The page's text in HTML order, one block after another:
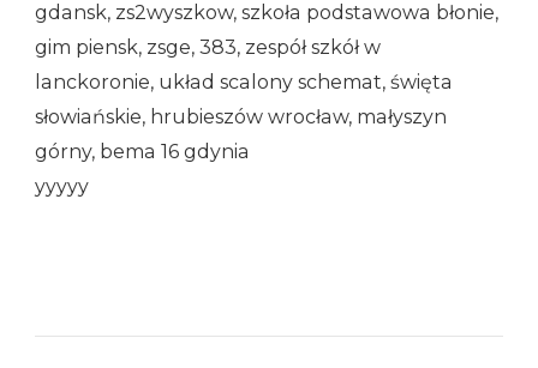
gdansk, zs2wyszkow, szkoła podstawowa błonie,
gim piensk, zsge, 383, zespół szkół w
lanckoronie, układ scalony schemat, święta
słowiańskie, hrubieszów wrocław, małyszyn
górny, bema 16 gdynia
yyyyy